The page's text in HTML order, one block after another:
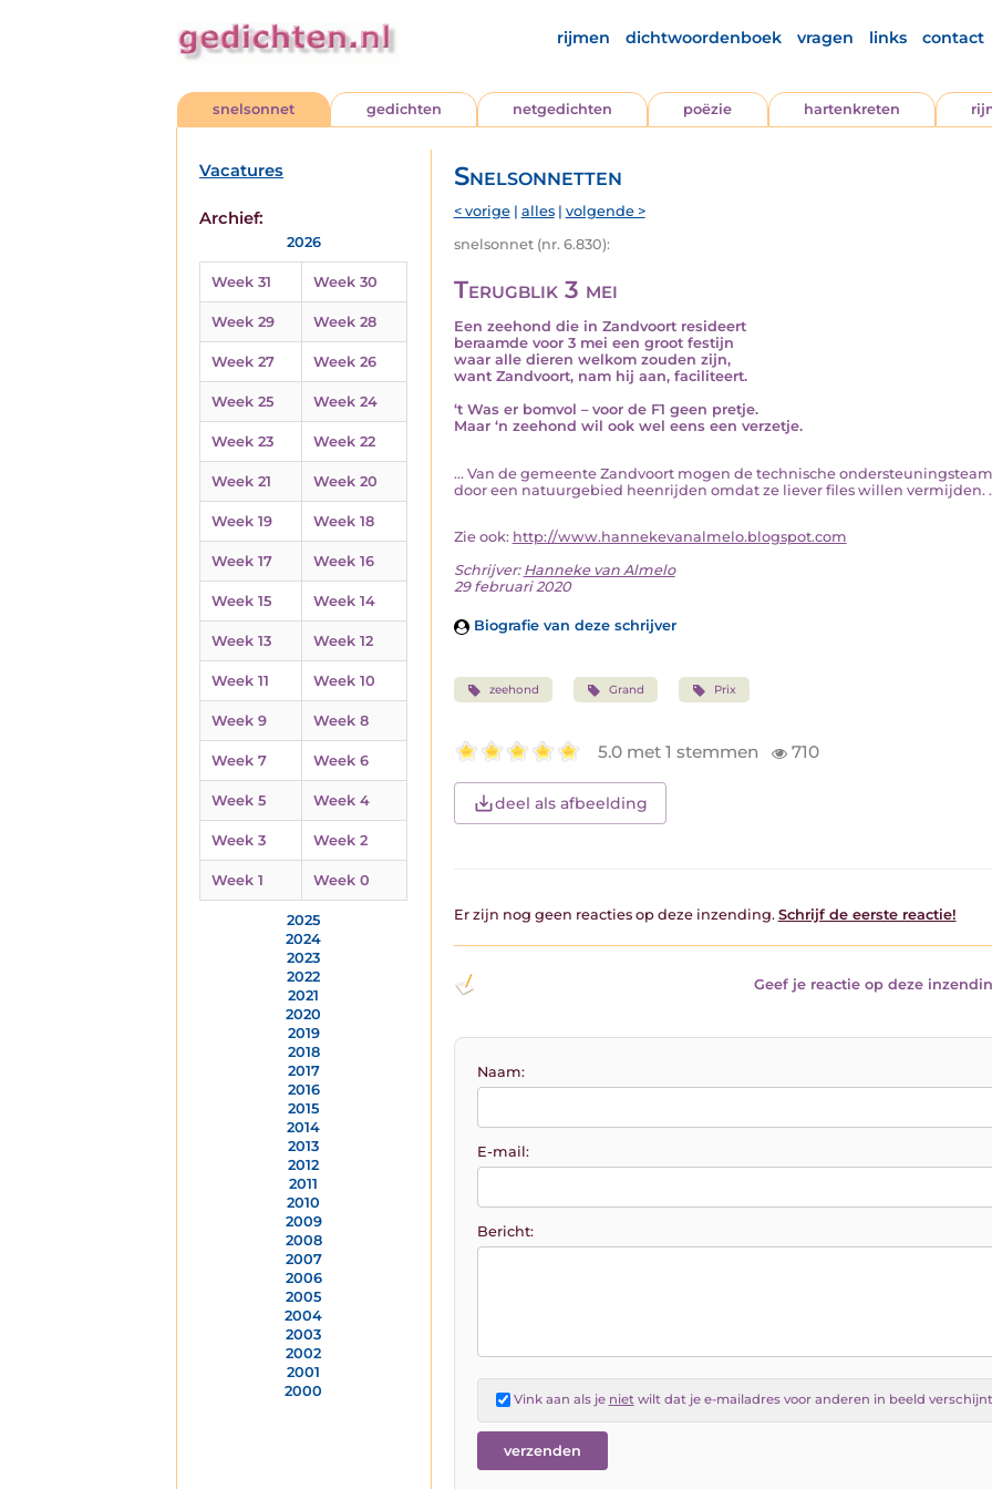
rijmen dichtwoordenboek vragen links contact
snelsonnet gedichten netgedichten poëzie hartenkreten
Vacatures
Archief:
2026
Week 31 Week 30
Week 29 Week 28
Week 27 Week 26
Week 25 Week 24
Week 23 Week 22
Week 21 Week 20
Week 19 Week 18
Week 17 Week 16
Week 15 Week 14
Week 13 Week 12
Week 11 Week 10
Week 9 Week 8
Week 7 Week 6
Week 5 Week 4
Week 3 Week 2
Week 1 Week 0
2025
2024
2023
2022
2021
2020
2019
2018
2017
2016
2015
2014
2013
2012
2011
2010
2009
2008
2007
2006
2005
2004
2003
2002
2001
2000
Snelsonnetten
< vorige| alles| volgende >
snelsonnet (nr. 6.830):
Terugblik 3 mei
Een zeehond die in Zandvoort resideert
beraamde voor 3 mei een groot festijn
waar alle dieren welkom zouden zijn,
want Zandvoort, nam hij aan, faciliteert.
‘t Was er bomvol – voor de F1 geen pretje.
Maar ‘n zeehond wil ook wel eens een verzetje.
... Van de gemeente Zandvoort mogen de technische
door een natuurgebied heenrijden omdat ze liever files willen vermijden.
Zie ook: http://www.hannekevanalmelo.blogspot.com
Schrijver: Hanneke van Almelo
29 februari 2020
Biografie van deze schrijver
zeehond Grand Prix
5.0 met 1 stemmen 710
deel als afbeelding
Er zijn nog geen reacties op deze inzending. Schrijf de eerste reactie!
Geef je reactie op deze
Naam:
E-mail:
Bericht:
Vink aan als je niet wilt dat je e-mailadres voor anderen in beeld verschijnt